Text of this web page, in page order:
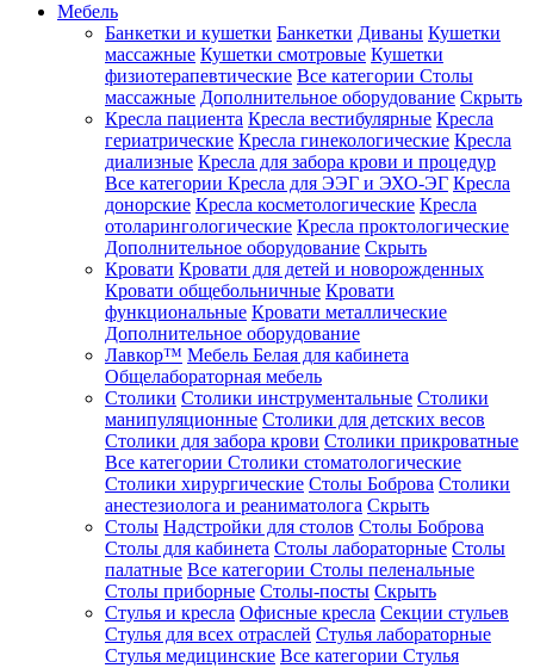
Мебель
Банкетки и кушетки Банкетки Диваны Кушетки
массажные Кушетки смотровые Кушетки
физиотерапевтические Все категории Столы
массажные Дополнительное оборудование Скрыть
Кресла пациента Кресла вестибулярные Кресла
гериатрические Кресла гинекологические Кресла
диализные Кресла для забора крови и процедур
Все категории Кресла для ЭЭГ и ЭХО-ЭГ Кресла
донорские Кресла косметологические Кресла
отоларингологические Кресла проктологические
Дополнительное оборудование Скрыть
Кровати Кровати для детей и новорожденных
Кровати общебольничные Кровати
функциональные Кровати металлические
Дополнительное оборудование
Лавкор™ Мебель Белая для кабинета
Общелабораторная мебель
Столики Столики инструментальные Столики
манипуляционные Столики для детских весов
Столики для забора крови Столики прикроватные
Все категории Столики стоматологические
Столики хирургические Столы Боброва Столики
анестезиолога и реаниматолога Скрыть
Столы Надстройки для столов Столы Боброва
Столы для кабинета Столы лабораторные Столы
палатные Все категории Столы пеленальные
Столы приборные Столы-посты Скрыть
Стулья и кресла Офисные кресла Секции стульев
Стулья для всех отраслей Стулья лабораторные
Стулья медицинские Все категории Стулья